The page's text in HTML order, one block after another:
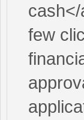
few